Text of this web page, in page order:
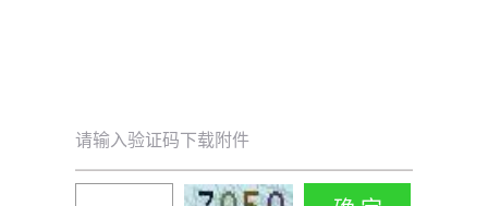
请输入验证码下载附件